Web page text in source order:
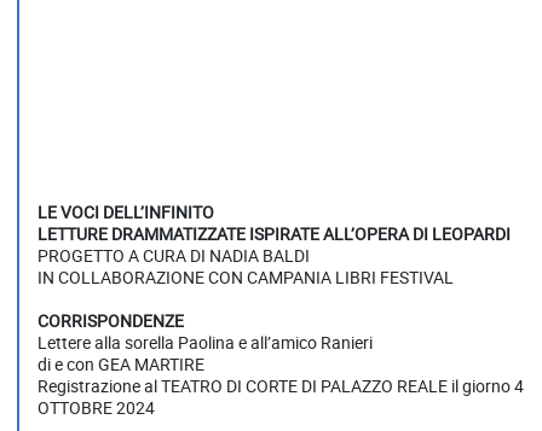
LE VOCI DELL’INFINITO
LETTURE DRAMMATIZZATE ISPIRATE ALL’OPERA DI LEOPARDI
PROGETTO A CURA DI NADIA BALDI
IN COLLABORAZIONE CON CAMPANIA LIBRI FESTIVAL
CORRISPONDENZE
Lettere alla sorella Paolina e all’amico Ranieri
di e con GEA MARTIRE
Registrazione al TEATRO DI CORTE DI PALAZZO REALE il giorno 4
OTTOBRE 2024